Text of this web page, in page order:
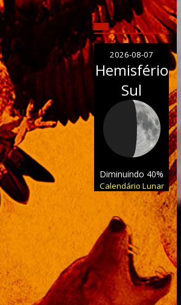
2026-08-07
Hemisfério
Sul
Diminuindo 40%
Calendário Lunar